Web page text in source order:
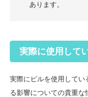
あります。
実際に使用して
実際にピルを使用してい
る影響についての貴重